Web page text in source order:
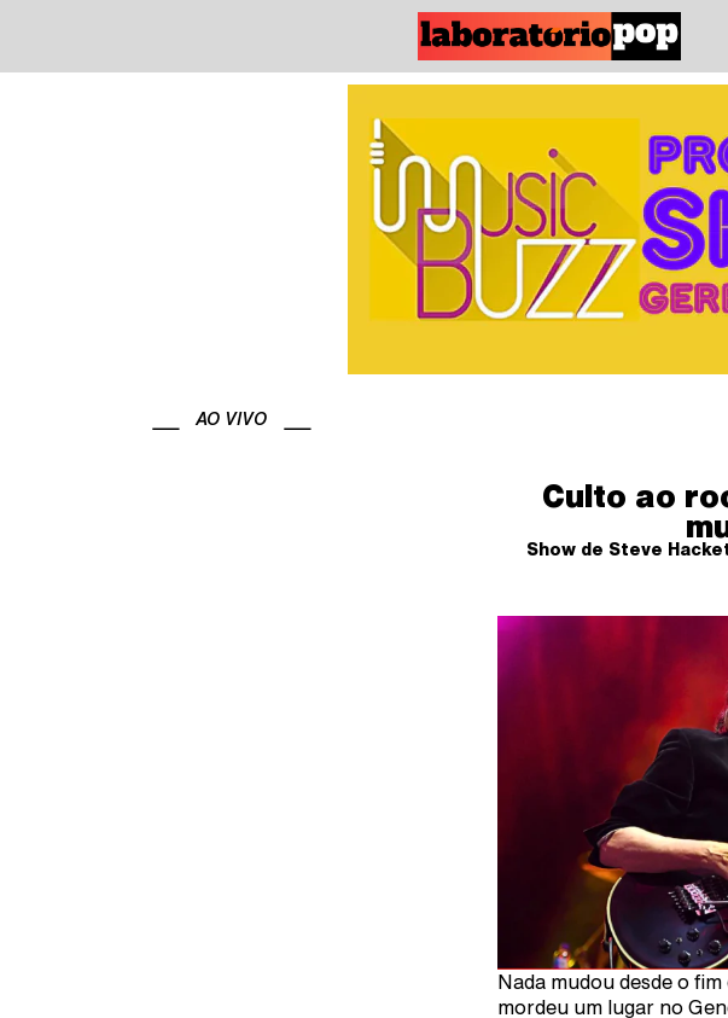
AO VIVO
Culto ao
Show de Steve
Nada mudou desde o
mordeu um lugar no